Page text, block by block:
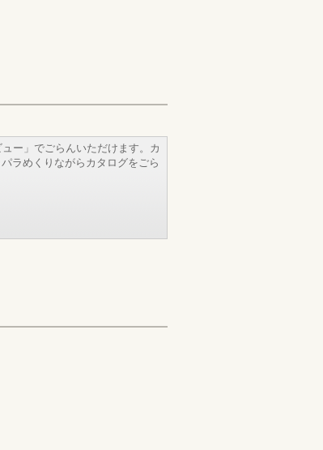
ー」でごらんいただけます。カ
ラめくりながらカタログをごら